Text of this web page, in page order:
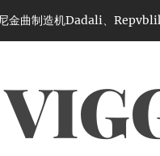
Dadali、Repvblik、Armada